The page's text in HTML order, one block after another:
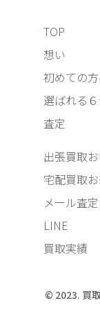
TOP
想い
初めての
選ばれる
査定
出張買取
宅配買取
メール査
LINE
買取実績
© 2023. 買